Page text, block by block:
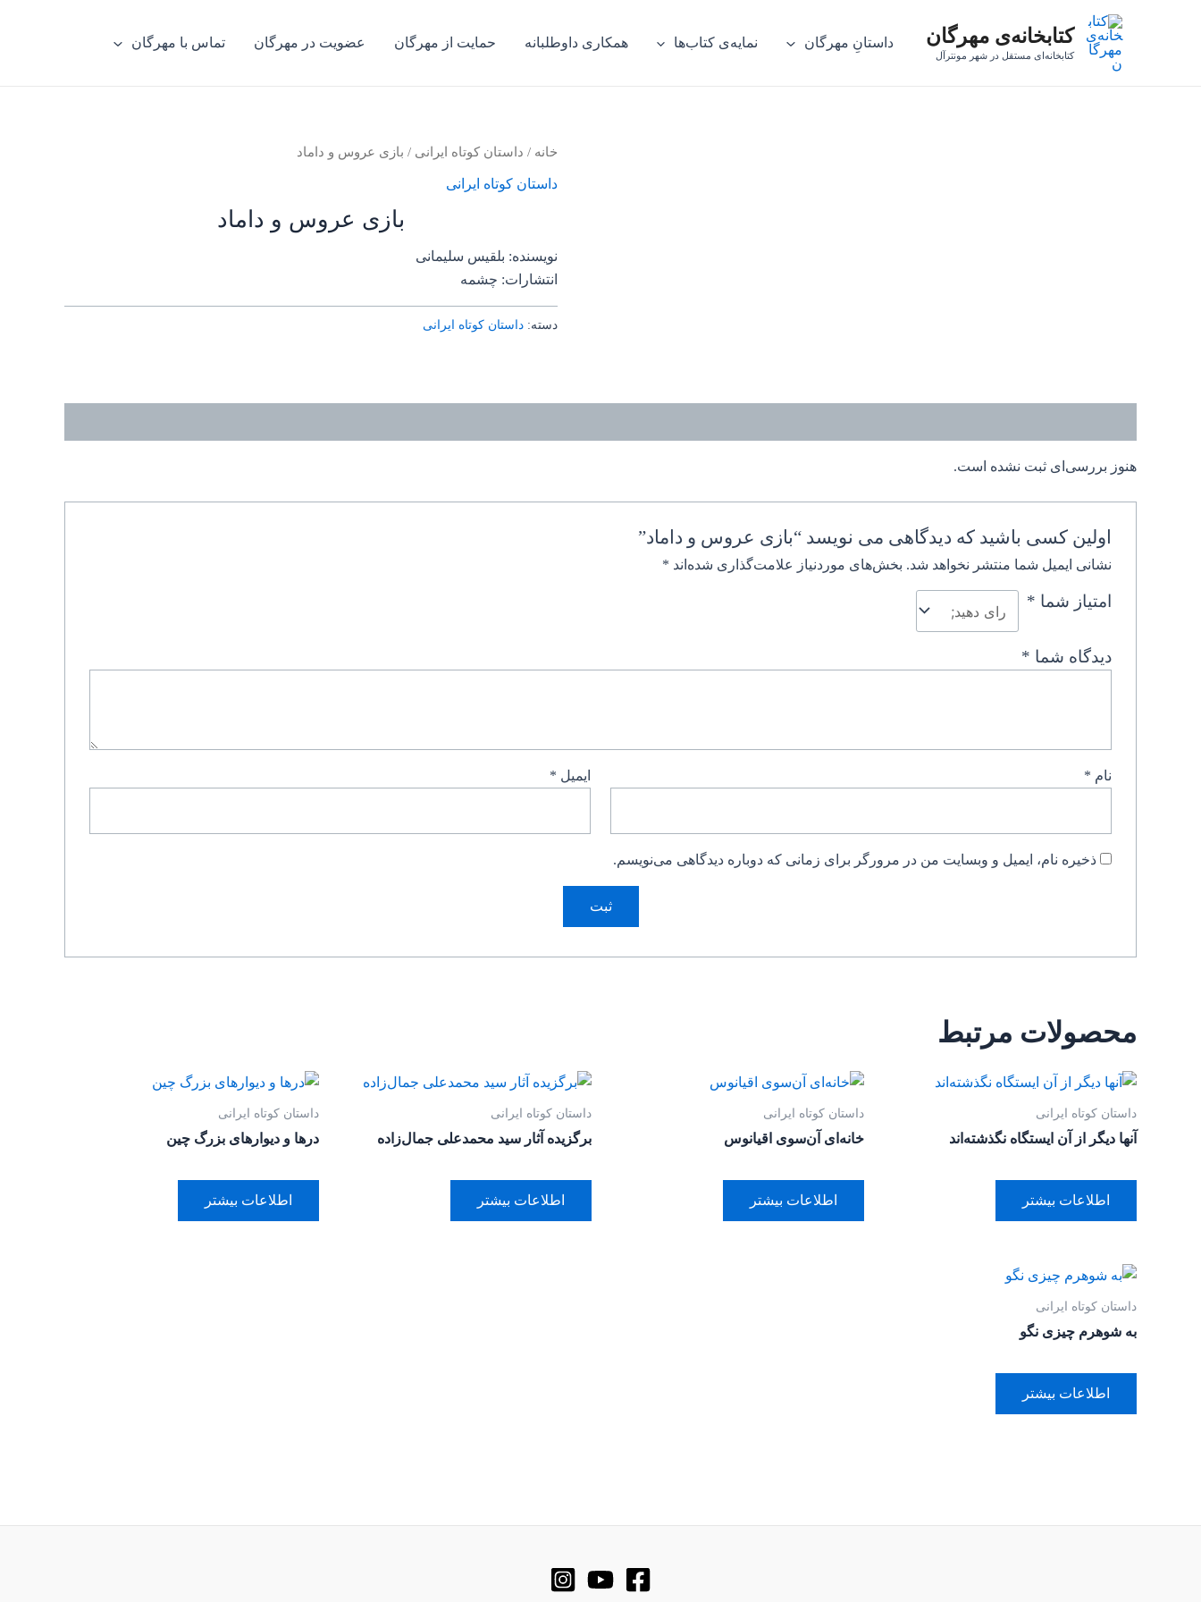
کتابخانه‌ی مهرگان
کتابخانه‌ای مستقل در شهر مونترآل
داستانِ مهرگان نمایه‌ی کتاب‌ها همکاری داوطلبانه حمایت از مهرگان عضویت در مهرگان تماس با مهرگان
خانه / داستان کوتاه ایرانی / بازی عروس و داماد
داستان کوتاه ایرانی
بازی عروس و داماد
نویسنده: بلقیس سلیمانی
انتشارات: چشمه
دسته: داستان کوتاه ایرانی
هنوز بررسی‌ای ثبت نشده است.
اولین کسی باشید که دیدگاهی می نویسد “بازی عروس و داماد”
نشانی ایمیل شما منتشر نخواهد شد. بخش‌های موردنیاز علامت‌گذاری شده‌اند *
امتیاز شما *
دیدگاه شما *
نام * ایمیل *
ذخیره نام، ایمیل و وبسایت من در مرورگر برای زمانی که دوباره دیدگاهی می‌نویسم.
محصولات مرتبط
داستان کوتاه ایرانی
آنها دیگر از آن ایستگاه نگذشته‌اند
اطلاعات بیشتر
داستان کوتاه ایرانی
خانه‌ای آن‌سوی اقیانوس
اطلاعات بیشتر
داستان کوتاه ایرانی
برگزیده آثار سید محمد‌علی جمال‌زاده
اطلاعات بیشتر
داستان کوتاه ایرانی
درها و دیوارهای بزرگ چین
اطلاعات بیشتر
داستان کوتاه ایرانی
به شوهرم چیزی نگو
اطلاعات بیشتر